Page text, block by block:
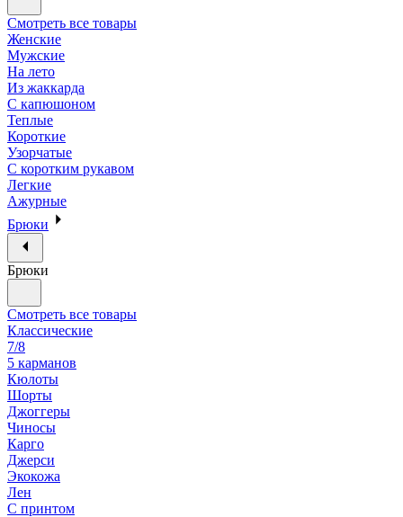
Смотреть все товары
Женские
Мужские
На лето
Из жаккарда
С капюшоном
Теплые
Короткие
Узорчатые
С коротким рукавом
Легкие
Ажурные
Брюки
Брюки
Смотреть все товары
Классические
7/8
5 карманов
Кюлоты
Шорты
Джоггеры
Чиносы
Карго
Джерси
Экокожа
Лен
С принтом